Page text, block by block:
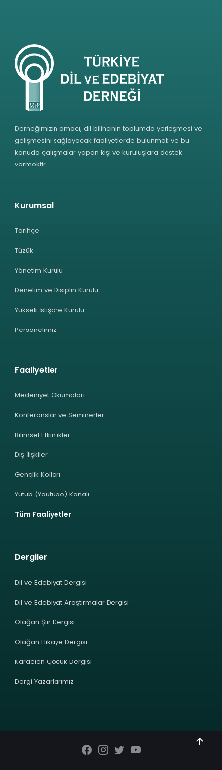
Derneğimizin amacı, dil bilincinin toplumda yerleşmesi ve
gelişmesini sağlayacak faaliyetlerde bulunmak ve bu
konuda çalışmalar yapan kişi ve kuruluşlara destek
vermektir.
Kurumsal
Tarihçe
Tüzük
Yönetim Kurulu
Denetim ve Disiplin Kurulu
Yüksek İstişare Kurulu
Personelimiz
Faaliyetler
Medeniyet Okumaları
Konferanslar ve Seminerler
Bilimsel Etkinlikler
Dış İlişkiler
Gençlik Kolları
Yutub (Youtube) Kanalı
Tüm Faaliyetler
Dergiler
Dil ve Edebiyat Dergisi
Dil ve Edebiyat Araştırmalar Dergisi
Olağan Şiir Dergisi
Olağan Hikaye Dergisi
Kardelen Çocuk Dergisi
Dergi Yazarlarımız